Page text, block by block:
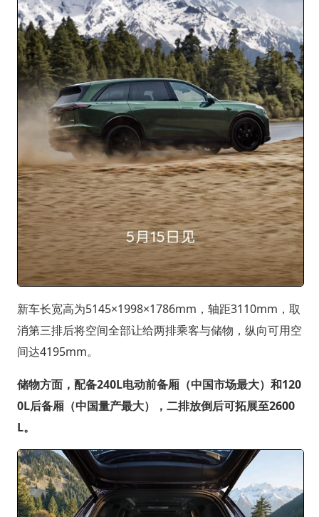
新车长宽高为5145×1998×1786mm，轴距3110mm，取
消第三排后将空间全部让给两排乘客与储物，纵向可用空
间达4195mm。
储物方面，配备240L电动前备厢（中国市场最大）和120
0L后备厢（中国量产最大），二排放倒后可拓展至2600
L。